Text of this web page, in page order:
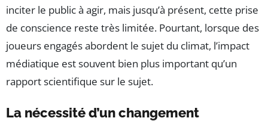
inciter le public à agir, mais jusqu’à présent, cette prise
de conscience reste très limitée. Pourtant, lorsque des
joueurs engagés abordent le sujet du climat, l’impact
médiatique est souvent bien plus important qu’un
rapport scientifique sur le sujet.
La nécessité d’un changement